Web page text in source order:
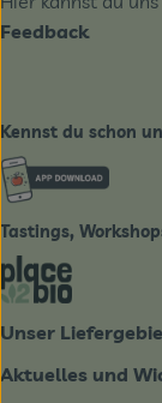
Feedback
Kennst du schon
Tastings,
Externer
Unser
Aktuelles und